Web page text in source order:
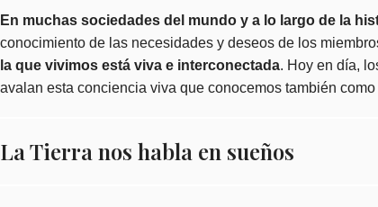
En muchas sociedades del mundo y a lo largo de la
conocimiento de las necesidades y deseos de los
la que vivimos está viva e interconectada. Hoy en día,
avalan esta conciencia viva que conocemos también como
La Tierra nos habla en sueños